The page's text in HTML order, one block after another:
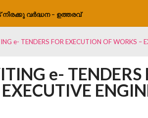
നിരക്കു വർദ്ധന – ഉത്തരവ്
e- TENDERS FOR EXECUTION OF WORKS –
e- TENDERS